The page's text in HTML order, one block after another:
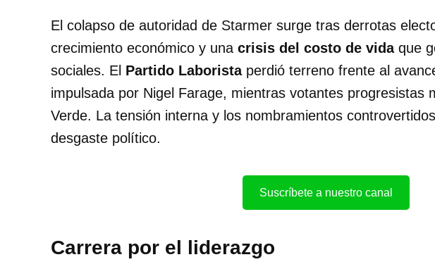
El colapso de autoridad de Starmer surge tras derrotas
crecimiento económico y una crisis del costo de vidaque
sociales. El Partido Laboristaperdió terreno frente al
impulsada por Nigel Farage, mientras votantes progresistas
Verde. La tensión interna y los nombramientos
desgaste político.
Suscríbete a nuestro canal
Carrera por el liderazgo